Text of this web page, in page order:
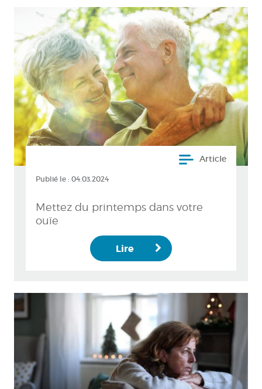
Article
Publié le : 04.03.2024
Mettez du printemps dans votre
ouïe
Lire